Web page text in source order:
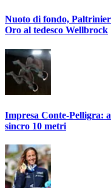
Nuoto di fondo,
Oro al tedesco Wellbrock
Impresa Conte-Pelligra:
sincro 10 metri